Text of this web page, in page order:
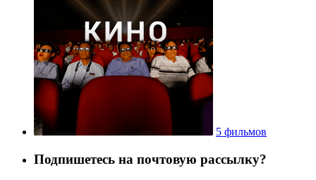
5 фильмов
Подпишетесь на почтовую рассылку?